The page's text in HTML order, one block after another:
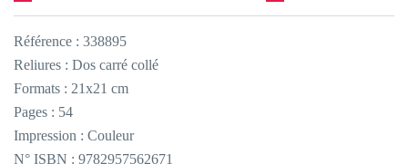
Référence : 338895
Reliures : Dos carré collé
Formats : 21x21 cm
Pages : 54
Impression : Couleur
N° ISBN : 9782957562671